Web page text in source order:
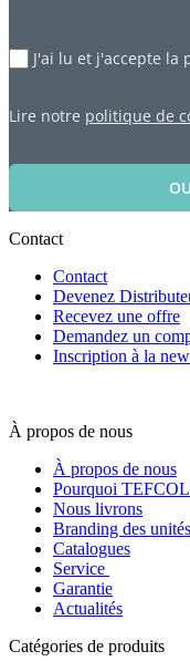
J'ai lu et j'accepte
Lire notre politique de
Contact
Contact
Devenez
Recevez une offre
Demandez un
Inscription à la
À propos de nous
À propos de nous
Pourquoi
Nous livrons
Branding des unités
Catalogues
Service
Garantie
Actualités
Catégories de produits